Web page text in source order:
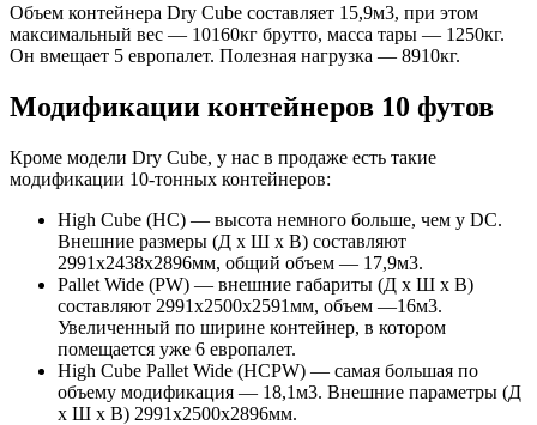
Объем контейнера Dry Cube составляет 15,9м3, при этом
максимальный вес — 10160кг брутто, масса тары — 1250кг.
Он вмещает 5 европалет. Полезная нагрузка — 8910кг.
Модификации контейнеров 10 футов
Кроме модели Dry Cube, у нас в продаже есть такие
модификации 10-тонных контейнеров:
High Cube (HC) — высота немного больше, чем у DC.
Внешние размеры (Д х Ш х В) составляют
2991х2438х2896мм, общий объем — 17,9м3.
Pallet Wide (PW) — внешние габариты (Д х Ш х В)
составляют 2991х2500х2591мм, объем —16м3.
Увеличенный по ширине контейнер, в котором
помещается уже 6 европалет.
High Cube Pallet Wide (HCPW) — самая большая по
объему модификация — 18,1м3. Внешние параметры (Д
х Ш х В) 2991х2500х2896мм.